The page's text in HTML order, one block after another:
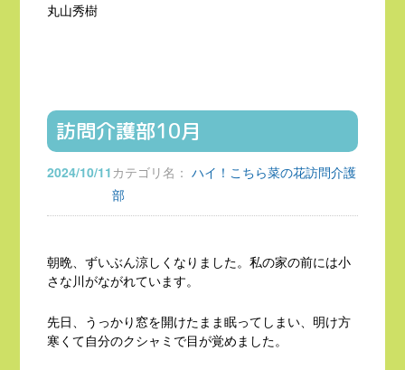
丸山秀樹
訪問介護部10月
2024/10/11 カテゴリ名： ハイ！こちら菜の花訪問介護
部
朝晩、ずいぶん涼しくなりました。私の家の前には小
さな川がながれています。
先日、うっかり窓を開けたまま眠ってしまい、明け方
寒くて自分のクシャミで目が覚めました。